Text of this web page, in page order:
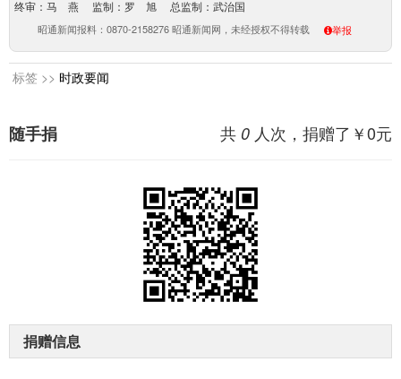
终审：马 燕 监制：罗 旭 总监制：武治国
昭通新闻报料：0870-2158276 昭通新闻网，未经授权不得转载 举报
标签 >> 时政要闻
共 0 人次，捐赠了￥0元
随手捐
捐赠信息